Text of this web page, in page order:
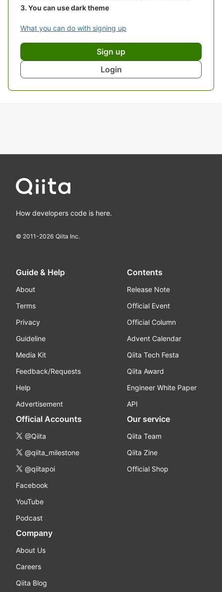
You can use dark theme
What you can do with signing up
Sign up
Login
How developers code is here.
© 2011-2026 Qiita Inc.
Guide & Help
About
Terms
Privacy
Guideline
Media Kit
Feedback/Requests
Help
Advertisement
Contents
Release Note
Official Event
Official Column
Advent Calendar
Qiita Tech Festa
Qiita Award
Engineer White Paper
API
Official Accounts
@Qiita
@qiita_milestone
@qiitapoi
Facebook
YouTube
Podcast
Our service
Qiita Team
Qiita Zine
Official Shop
Company
About Us
Careers
Qiita Blog